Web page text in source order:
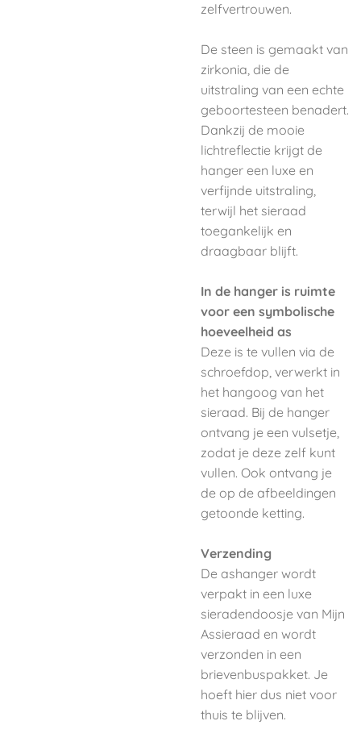
zelfvertrouwen.
De steen is gemaakt van
zirkonia, die de
uitstraling van een echte
geboortesteen benadert.
Dankzij de mooie
lichtreflectie krijgt de
hanger een luxe en
verfijnde uitstraling,
terwijl het sieraad
toegankelijk en
draagbaar blijft.
In de hanger is ruimte
voor een symbolische
hoeveelheid as
Deze is te vullen via de
schroefdop, verwerkt in
het hangoog van het
sieraad. Bij de hanger
ontvang je een vulsetje,
zodat je deze zelf kunt
vullen. Ook ontvang je
de op de afbeeldingen
getoonde ketting.
Verzending
De ashanger wordt
verpakt in een luxe
sieradendoosje van Mijn
Assieraad en wordt
verzonden in een
brievenbuspakket. Je
hoeft hier dus niet voor
thuis te blijven.